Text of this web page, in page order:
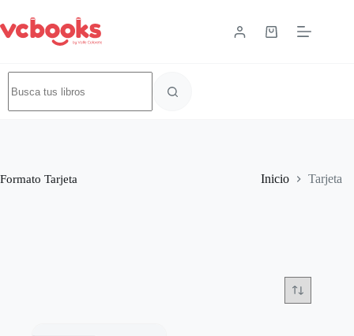
Formato Tarjeta Inicio Tarjeta